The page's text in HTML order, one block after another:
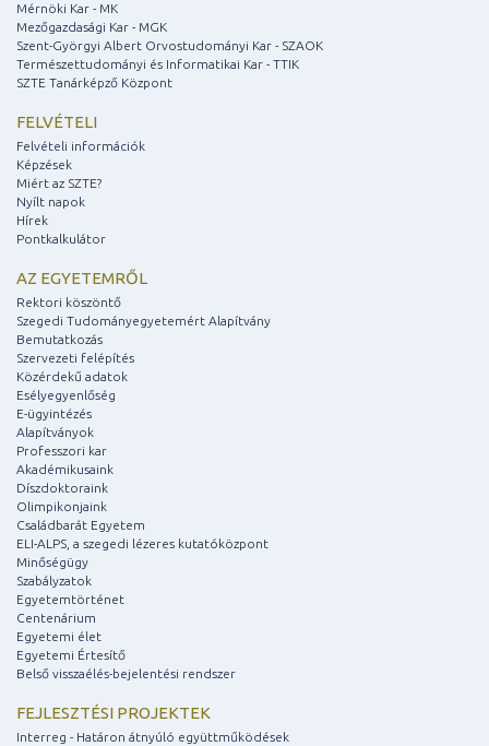
Mérnöki Kar - MK
Mezőgazdasági Kar - MGK
Szent-Györgyi Albert Orvostudományi Kar - SZAOK
Természettudományi és Informatikai Kar - TTIK
SZTE Tanárképző Központ
FELVÉTELI
Felvételi információk
Képzések
Miért az SZTE?
Nyílt napok
Hírek
Pontkalkulátor
AZ EGYETEMRŐL
Rektori köszöntő
Szegedi Tudományegyetemért Alapítvány
Bemutatkozás
Szervezeti felépítés
Közérdekű adatok
Esélyegyenlőség
E-ügyintézés
Alapítványok
Professzori kar
Akadémikusaink
Díszdoktoraink
Olimpikonjaink
Családbarát Egyetem
ELI-ALPS, a szegedi lézeres kutatóközpont
Minőségügy
Szabályzatok
Egyetemtörténet
Centenárium
Egyetemi élet
Egyetemi Értesítő
Belső visszaélés-bejelentési rendszer
FEJLESZTÉSI PROJEKTEK
Interreg - Határon átnyúló együttműködések